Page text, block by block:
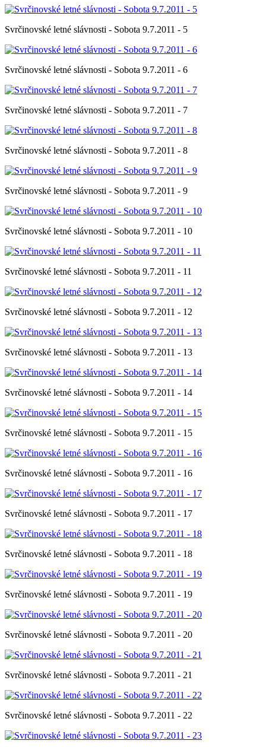
Svrčinovské letné slávnosti - Sobota 9.7.2011 - 5
Svrčinovské letné slávnosti - Sobota 9.7.2011 - 6
Svrčinovské letné slávnosti - Sobota 9.7.2011 - 7
Svrčinovské letné slávnosti - Sobota 9.7.2011 - 8
Svrčinovské letné slávnosti - Sobota 9.7.2011 - 9
Svrčinovské letné slávnosti - Sobota 9.7.2011 - 10
Svrčinovské letné slávnosti - Sobota 9.7.2011 - 11
Svrčinovské letné slávnosti - Sobota 9.7.2011 - 12
Svrčinovské letné slávnosti - Sobota 9.7.2011 - 13
Svrčinovské letné slávnosti - Sobota 9.7.2011 - 14
Svrčinovské letné slávnosti - Sobota 9.7.2011 - 15
Svrčinovské letné slávnosti - Sobota 9.7.2011 - 16
Svrčinovské letné slávnosti - Sobota 9.7.2011 - 17
Svrčinovské letné slávnosti - Sobota 9.7.2011 - 18
Svrčinovské letné slávnosti - Sobota 9.7.2011 - 19
Svrčinovské letné slávnosti - Sobota 9.7.2011 - 20
Svrčinovské letné slávnosti - Sobota 9.7.2011 - 21
Svrčinovské letné slávnosti - Sobota 9.7.2011 - 22